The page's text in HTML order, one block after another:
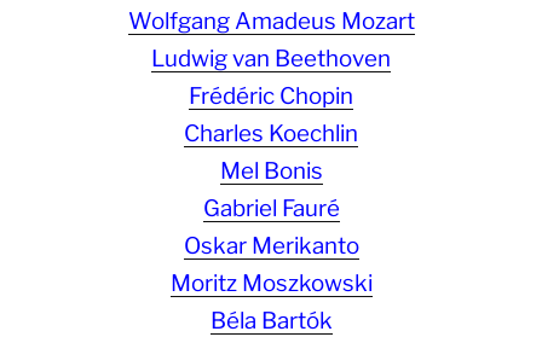
Wolfgang Amadeus Mozart
Ludwig van Beethoven
Frédéric Chopin
Charles Koechlin
Mel Bonis
Gabriel Fauré
Oskar Merikanto
Moritz Moszkowski
Béla Bartók